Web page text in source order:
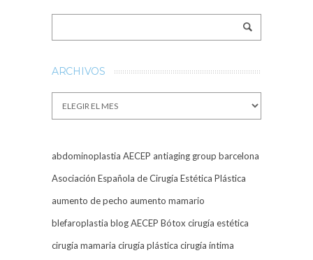
ARCHIVOS
Archivos
abdominoplastia AECEP antiaging group barcelona
Asociación Española de Cirugía Estética Plástica
aumento de pecho aumento mamario
blefaroplastia blog AECEP Bótox cirugía estética
cirugía mamaria cirugía plástica cirugía íntima